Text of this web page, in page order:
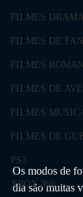
FILMES DRAMA
FILMES DE
FILMES
FILMES DE
FILMES
FILMES DE
PS3
XBOX 360
Os modos de
dia são muitas